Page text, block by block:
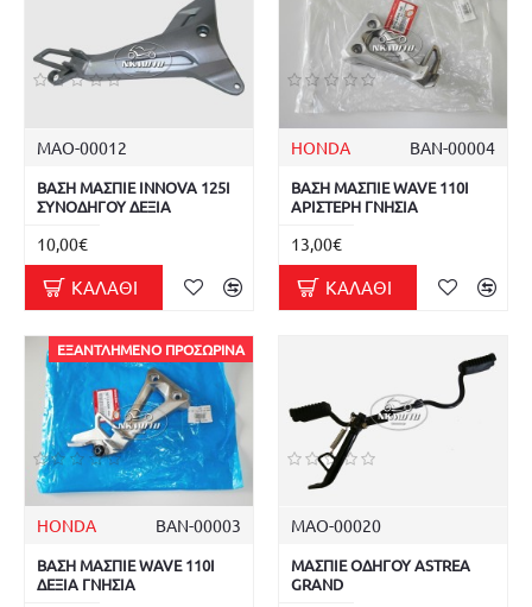
ΜΑΟ-00012
ΒΑΣΗ ΜΑΣΠΙΕ INNOVA 125I
ΣΥΝΟΔΗΓΟΥ ΔΕΞΙΑ
10,00€
ΚΑΛΆΘΙ
HONDA ΒΑΝ-00004
ΒΑΣΗ ΜΑΣΠΙΕ WAVE 110I
ΑΡΙΣΤΕΡΗ ΓΝΗΣΙΑ
13,00€
ΚΑΛΆΘΙ
ΕΞΑΝΤΛΗΜΈΝΟ ΠΡΟΣΩΡΙΝΆ
HONDA ΒΑΝ-00003
ΒΑΣΗ ΜΑΣΠΙΕ WAVE 110I
ΔΕΞΙΑ ΓΝΗΣΙΑ
ΜΑΟ-00020
ΜΑΣΠΙΕ ΟΔΗΓΟΥ ASTREA
GRAND